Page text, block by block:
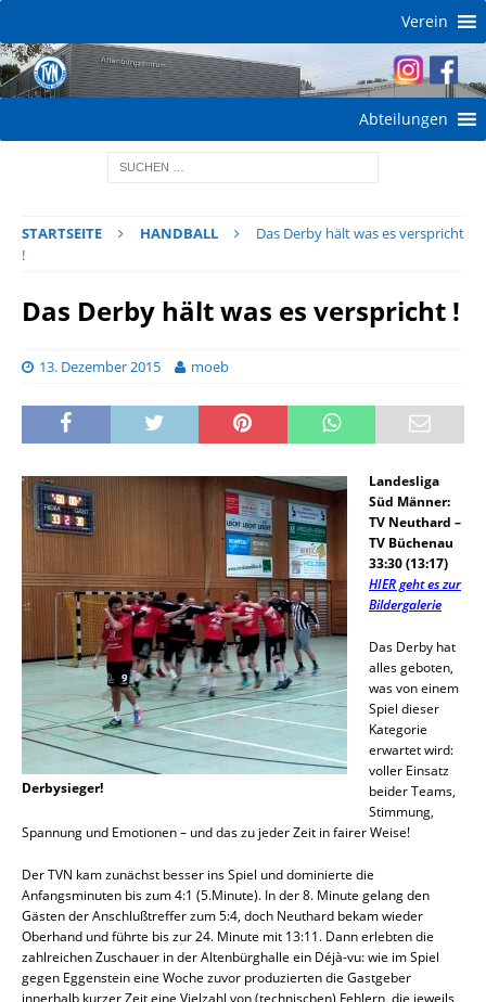
Verein
Abteilungen
STARTSEITE HANDBALL
Das Derby hält was es verspricht
!
Das Derby hält was es verspricht !
13. Dezember 2015 moeb
Derbysieger!
Landesliga
Süd Männer:
TV Neuthard –
TV Büchenau
33:30 (13:17)
HIER geht es zur
Bildergalerie
Das Derby hat
alles geboten,
was von einem
Spiel dieser
Kategorie
erwartet wird:
voller Einsatz
beider Teams,
Stimmung,
Spannung und Emotionen – und das zu jeder Zeit in fairer Weise!
Der TVN kam zunächst besser ins Spiel und dominierte die
Anfangsminuten bis zum 4:1 (5.Minute). In der 8. Minute gelang den
Gästen der Anschlußtreffer zum 5:4, doch Neuthard bekam wieder
Oberhand und führte bis zur 24. Minute mit 13:11. Dann erlebten die
zahlreichen Zuschauer in der Altenbürghalle ein Déjà-vu: wie im Spiel
gegen Eggenstein eine Woche zuvor produzierten die Gastgeber
innerhalb kurzer Zeit eine Vielzahl von (technischen) Fehlern, die jeweils